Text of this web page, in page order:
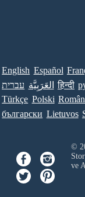
English Español
עברית العَرَبِيَّة हिन्दी
Türkçe Polski
български Lietuvos
©
ve